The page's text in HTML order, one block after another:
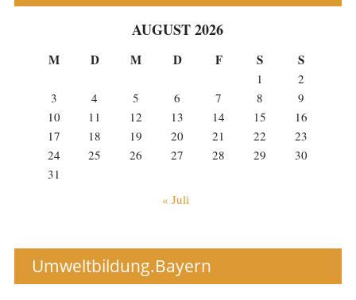
AUGUST 2026
M D M D F S S
1
2
3
4 5 6 7 8
9
10
11 12 13 14 15
16
17
18 19 20 21 22
23
24
25 26 27 28 29
30
31
« Juli
Umweltbildung.Bayern